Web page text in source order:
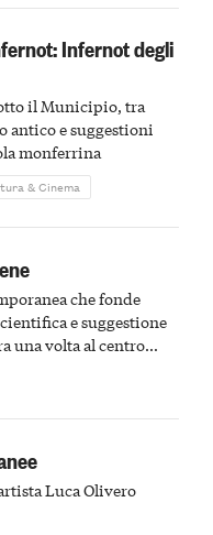
Infernot degli
il Municipio, tra
antico e suggestioni
monferrina
& Cinema
che fonde
e suggestione
una volta al centro
del passato astigiano
Luca Olivero